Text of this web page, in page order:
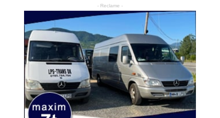
- Reclame -